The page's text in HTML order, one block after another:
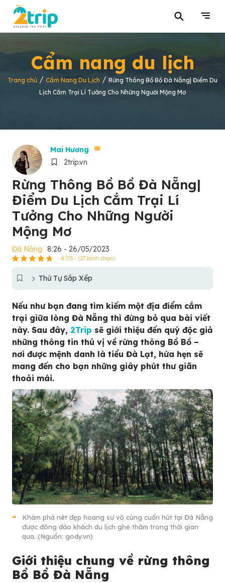
⚲
Cẩm nang du lịch
Trang chủ / Cẩm Nang Du Lịch / Rừng Thông Bồ Bồ Đà Nẵng| Điểm Du
Lịch Cắm Trại Lí Tưởng Cho Những Người Mộng Mơ
Mai Hương
2trip.vn
Rừng Thông Bồ Bồ Đà Nẵng|
Điểm Du Lịch Cắm Trại Lí
Tưởng Cho Những Người
Mộng Mơ
Đà Nẵng 8:26 - 26/05/2023
4.7/5 - (27 bình chọn)
Thứ Tự Sắp Xếp
Nếu như bạn đang tìm kiếm một địa điểm cắm
trại giữa lòng Đà Nẵng thì đừng bỏ qua bài viết
này. Sau đây, 2Trip sẽ giới thiệu đến quý độc giả
những thông tin thú vị về rừng thông Bồ Bồ –
nơi được mệnh danh là tiểu Đà Lạt, hứa hẹn sẽ
mang đến cho bạn những giây phút thư giãn
thoải mái.
Khám phá nét đẹp hoang sư vô cùng cuốn hút tại Đà Nẵng
được đông đảo khách du lịch ghé thăm trong thời gian
qua. (Nguồn: gody.vn)
Giới thiệu chung về rừng thông
Bồ Bồ Đà Nẵng